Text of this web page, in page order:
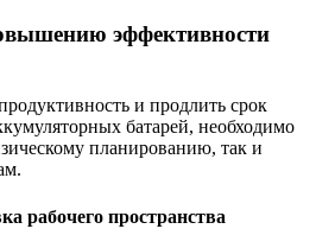
эффективности
и продлить срок
батарей, необходимо
планированию, так и
рабочего пространства